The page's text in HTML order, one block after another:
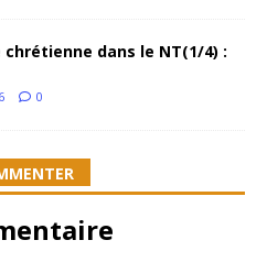
dans le NT(1/4) :
0